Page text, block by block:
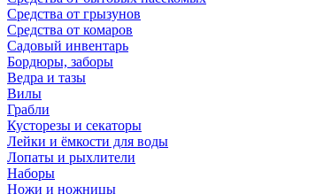
Средства от грызунов
Средства от комаров
Садовый инвентарь
Бордюры, заборы
Ведра и тазы
Вилы
Грабли
Кусторезы и секаторы
Лейки и ёмкости для воды
Лопаты и рыхлители
Наборы
Ножи и ножницы